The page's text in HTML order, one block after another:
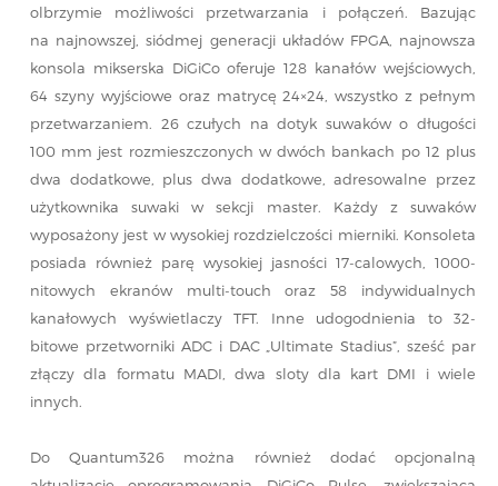
olbrzymie możliwości przetwarzania i połączeń. Bazując
na najnowszej, siódmej generacji układów FPGA, najnowsza
konsola mikserska DiGiCo oferuje 128 kanałów wejściowych,
64 szyny wyjściowe oraz matrycę 24×24, wszystko z pełnym
przetwarzaniem. 26 czułych na dotyk suwaków o długości
100 mm jest rozmieszczonych w dwóch bankach po 12 plus
dwa dodatkowe, plus dwa dodatkowe, adresowalne przez
użytkownika suwaki w sekcji master. Każdy z suwaków
wyposażony jest w wysokiej rozdzielczości mierniki. Konsoleta
posiada również parę wysokiej jasności 17-calowych, 1000-
nitowych ekranów multi-touch oraz 58 indywidualnych
kanałowych wyświetlaczy TFT. Inne udogodnienia to 32-
bitowe przetworniki ADC i DAC „Ultimate Stadius”, sześć par
złączy dla formatu MADI, dwa sloty dla kart DMI i wiele
innych.
Do Quantum326 można również dodać opcjonalną